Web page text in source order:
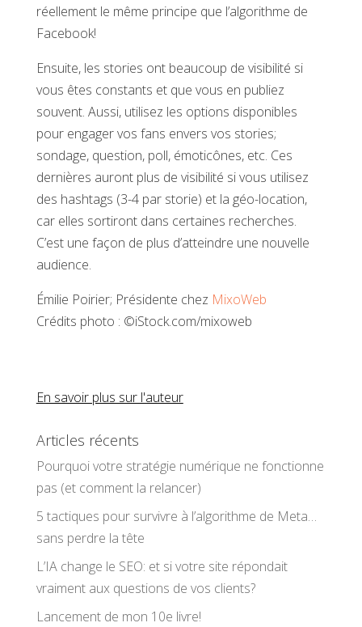
réellement le même principe que l’algorithme de
Facebook!
Ensuite, les stories ont beaucoup de visibilité si
vous êtes constants et que vous en publiez
souvent. Aussi, utilisez les options disponibles
pour engager vos fans envers vos stories;
sondage, question, poll, émoticônes, etc. Ces
dernières auront plus de visibilité si vous utilisez
des hashtags (3-4 par storie) et la géo-location,
car elles sortiront dans certaines recherches.
C’est une façon de plus d’atteindre une nouvelle
audience.
Émilie Poirier; Présidente chez MixoWeb
Crédits photo : ©iStock.com/mixoweb
En savoir plus sur l'auteur
Articles récents
Pourquoi votre stratégie numérique ne fonctionne
pas (et comment la relancer)
5 tactiques pour survivre à l’algorithme de Meta…
sans perdre la tête
L’IA change le SEO: et si votre site répondait
vraiment aux questions de vos clients?
Lancement de mon 10e livre!